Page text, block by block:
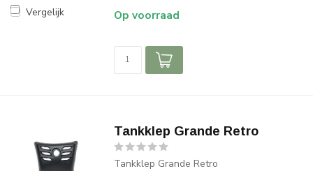
Vergelijk Op voorraad
Tankklep Grande Retro
Tankklep Grande Retro